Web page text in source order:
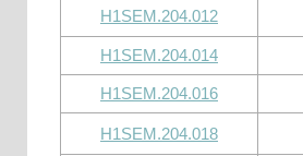
H1SEM.204.012
H1SEM.204.014
H1SEM.204.016
H1SEM.204.018